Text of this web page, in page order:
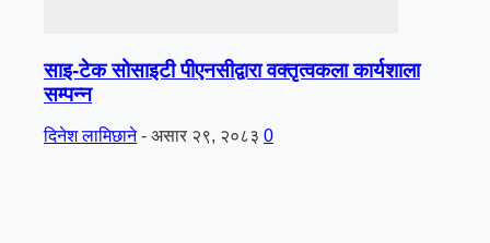
साइ-टेक सोसाइटी पीएनसीद्वारा वक्तृत्वकला कार्यशाला
सम्पन्न
दिनेश लामिछाने - असार २९, २०८३ 0